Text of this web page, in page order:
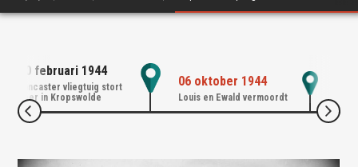
20 februari 1944
Lancaster vliegtuig stort
neer in Kropswolde
06 oktober 1944
Louis en Ewald vermoordt